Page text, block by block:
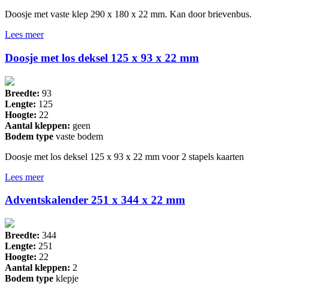
Doosje met vaste klep 290 x 180 x 22 mm. Kan door brievenbus.
Lees meer
Doosje met los deksel 125 x 93 x 22 mm
Breedte: 93
Lengte: 125
Hoogte: 22
Aantal kleppen: geen
Bodem type vaste bodem
Doosje met los deksel 125 x 93 x 22 mm voor 2 stapels kaarten
Lees meer
Adventskalender 251 x 344 x 22 mm
Breedte: 344
Lengte: 251
Hoogte: 22
Aantal kleppen: 2
Bodem type klepje